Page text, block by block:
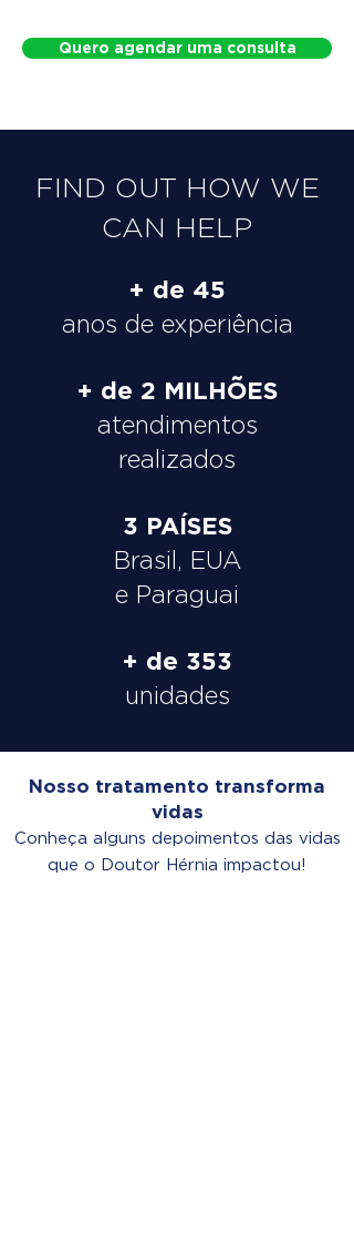
Quero agendar uma consulta
FIND OUT HOW WE
CAN HELP
+ de 45
anos de experiência
+ de 2 MILHÕES
atendimentos
realizados
3 PAÍSES
Brasil, EUA
e Paraguai
+ de 353
unidades
Nosso tratamento transforma
vidas
Conheça alguns depoimentos das vidas
que o Doutor Hérnia impactou!